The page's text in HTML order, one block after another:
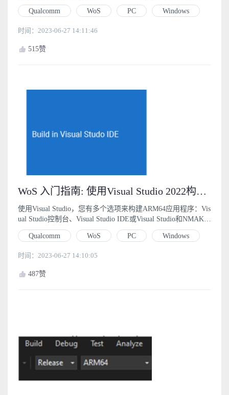
Build或CMake生成。
Qualcomm
WoS PC Windows
时间：2023-06-27 14:11:46
515赞
WoS 入门指南: 使用Visual Studio 2022构建应用程序 (4)
使用Visual Studio，您有多个选项来构建ARM64应用程序：Vis
ual Studio控制台、Visual Studio IDE或Visual Studio和NMAK
E。
Qualcomm
WoS PC Windows
时间：2023-06-27 14:10:05
487赞